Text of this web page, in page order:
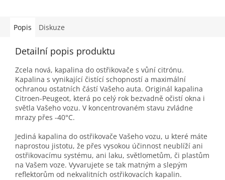
Popis Diskuze
Detailní popis produktu
Zcela nová, kapalina do ostřikovače s vůní citrónu.
Kapalina s vynikající čistící schopností a maximální
ochranou ostatních částí Vašeho auta. Originál kapalina
Citroen-Peugeot, která po celý rok bezvadně očistí okna i
světla Vašeho vozu. V koncentrovaném stavu zvládne
mrazy přes -40°C.
Jediná kapalina do ostřikovače Vašeho vozu, u které máte
naprostou jistotu, že přes vysokou účinnost neublíží ani
ostřikovacímu systému, ani laku, světlometům, či plastům
na Vašem voze. Vyvarujete se tak matným a slepým
reflektorům od nekvalitních ostřikovacích kapalin.